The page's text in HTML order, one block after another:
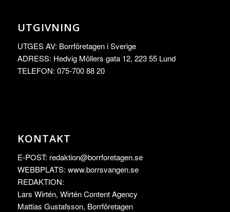
UTGIVNING
UTGES AV: Borrföretagen i Sverige
ADRESS: Hedvig Möllers gata 12, 223 55 Lund
TELEFON: 075-700 88 20
KONTAKT
E-POST: redaktion@borrforetagen.se
WEBBPLATS: www.borrsvangen.se
REDAKTION:
Lars Wirtén, Wirtén Content Agency
Mattias Gustafsson, Borrföretagen